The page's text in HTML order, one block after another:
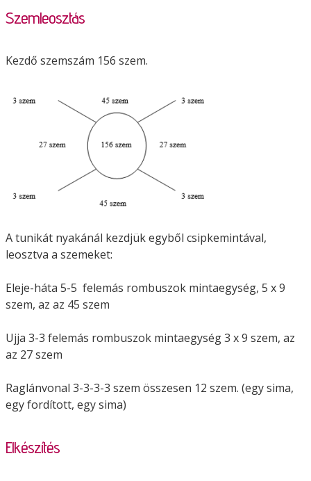
Szemleosztás
Kezdő szemszám 156 szem.
A tunikát nyakánál kezdjük egyből csipkemintával,
leosztva a szemeket:
Eleje-háta 5-5 felemás rombuszok mintaegység, 5 x 9
szem, az az 45 szem
Ujja 3-3 felemás rombuszok mintaegység 3 x 9 szem, az
az 27 szem
Raglánvonal 3-3-3-3 szem összesen 12 szem. (egy sima,
egy fordított, egy sima)
Elkészítés